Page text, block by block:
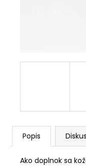
Popis
Ako doplnok sa